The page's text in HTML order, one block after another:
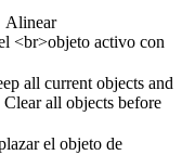
Alinear
<br>objeto activo con
all current objects and
all objects before
el objeto de